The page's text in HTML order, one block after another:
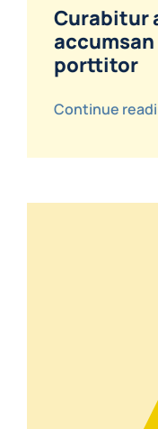
Curabitur
porttitor
Continue